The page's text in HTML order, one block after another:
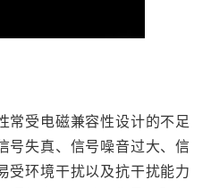
常受电磁兼容性设计的不足
号失真、信号噪音过大、信
受环境干扰以及抗干扰能力